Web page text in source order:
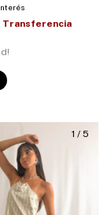
Transferencia
1 / 5